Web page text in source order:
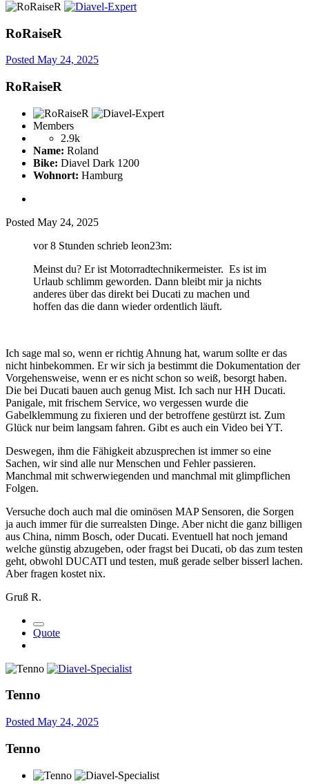
RoRaiseR
Posted May 24, 2025
RoRaiseR
Members
2.9k
Name: Roland
Bike: Diavel Dark 1200
Wohnort: Hamburg
Posted May 24, 2025
vor 8 Stunden schrieb leon23m:
Meinst du? Er ist Motorradtechnikermeister. Es ist im
Urlaub schlimm geworden. Dann bleibt mir ja nichts
anderes über das direkt bei Ducati zu machen und
hoffen das die dann wieder ordentlich läuft.
Ich sage mal so, wenn er richtig Ahnung hat, warum sollte er das
nicht hinbekommen. Er wir sich ja bestimmt die Dokumentation der
Vorgehensweise, wenn er es nicht schon so weiß, besorgt haben.
Die bei Ducati bauen auch genug Mist. Ich sach nur HH Ducati.
Panigale, mit frischem Service, wo vergessen wurde die
Gabelklemmung zu fixieren und der betroffene gestürzt ist. Zum
Glück nur beim langsam fahren. Gibt es auch ein Video bei YT.
Deswegen, ihm die Fähigkeit abzusprechen ist immer so eine
Sachen, wir sind alle nur Menschen und Fehler passieren.
Manchmal mit schwerwiegenden und manchmal mit glimpflichen
Folgen.
Versuche doch auch mal die ominösen MAP Sensoren, die Sorgen
ja auch immer für die surrealsten Dinge. Aber nicht die ganz billigen
aus China, nimm Bosch, oder Ducati. Eventuell hat noch jemand
welche günstig abzugeben, oder fragst bei Ducati, ob das zum testen
geht, obwohl DUCATI und testen, muß gerade selber bisserl lachen.
Aber fragen kostet nix.
Gruß R.
Quote
Tenno
Posted May 24, 2025
Tenno